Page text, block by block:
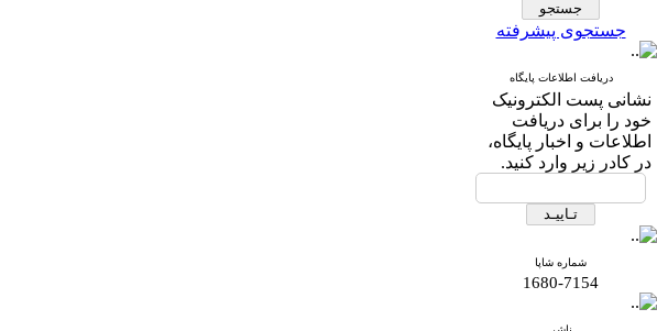
جستجوی پیشرفته
دریافت اطلاعات پایگاه
نشانی پست الکترونیک
خود را برای دریافت
اطلاعات و اخبار پایگاه،
در کادر زیر وارد کنید.
شماره شاپا
1680-7154